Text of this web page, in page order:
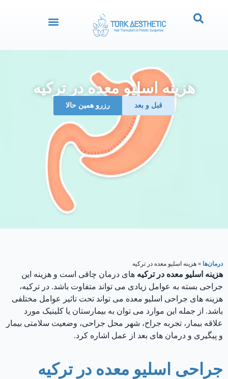
هزینه اسلیو معده در ترکیه
قبل و بعد رزرو همین حالا
درمان‌ها » هزینه اسلیو معده در ترکیه
هزینه اسلیو معده در ترکیه های درمان چاقی است و هزینه این
جراحی بسته به عوامل زیادی می تواند متفاوت باشد. در ترکیه،
هزینه های جراحی اسلیو معده می تواند تحت تاثیر عوامل مختلفی
باشد. از جمله این موارد می توان به بیمارستان یا کلینیک مورد
علاقه بیمار، تجربه جراح، شهر محل جراحی، وضعیت سلامتی بیمار
و پیگیری و درمان های بعد از عمل اشاره کرد.
جراحی اسلیو معده در ترکیه